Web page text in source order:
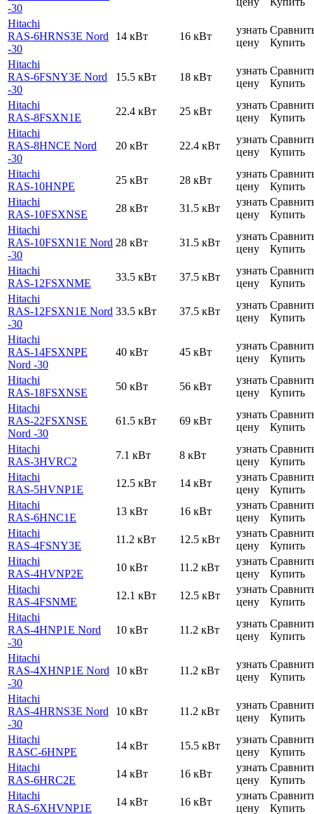
-30
Hitachi
RAS-6HRNS3E Nord
-30
14 кВт 16 кВт
узнать
цену
Купить
Hitachi
RAS-6FSNY3E Nord
-30
15.5 кВт 18 кВт
узнать
цену
Купить
Hitachi
RAS-8FSXN1E
22.4 кВт 25 кВт
узнать
цену
Купить
Hitachi
RAS-8HNCE Nord
-30
20 кВт 22.4 кВт
узнать
цену
Купить
Hitachi
RAS-10HNPE
25 кВт 28 кВт
узнать
цену
Купить
Hitachi
RAS-10FSXNSE
28 кВт 31.5 кВт
узнать
цену
Купить
Hitachi
RAS-10FSXN1E Nord
-30
28 кВт 31.5 кВт
узнать
цену
Купить
Hitachi
RAS-12FSXNME
33.5 кВт 37.5 кВт
узнать
цену
Купить
Hitachi
RAS-12FSXN1E Nord
-30
33.5 кВт 37.5 кВт
узнать
цену
Купить
Hitachi
RAS-14FSXNPE
Nord -30
40 кВт 45 кВт
узнать
цену
Купить
Hitachi
RAS-18FSXNSE
50 кВт 56 кВт
узнать
цену
Купить
Hitachi
RAS-22FSXNSE
Nord -30
61.5 кВт 69 кВт
узнать
цену
Купить
Hitachi
RAS-3HVRC2
7.1 кВт 8 кВт
узнать
цену
Купить
Hitachi
RAS-5HVNP1E
12.5 кВт 14 кВт
узнать
цену
Купить
Hitachi
RAS-6HNC1E
13 кВт 16 кВт
узнать
цену
Купить
Hitachi
RAS-4FSNY3E
11.2 кВт 12.5 кВт
узнать
цену
Купить
Hitachi
RAS-4HVNP2E
10 кВт 11.2 кВт
узнать
цену
Купить
Hitachi
RAS-4FSNME
12.1 кВт 12.5 кВт
узнать
цену
Купить
Hitachi
RAS-4HNP1E Nord
-30
10 кВт 11.2 кВт
узнать
цену
Купить
Hitachi
RAS-4XHNP1E Nord
-30
10 кВт 11.2 кВт
узнать
цену
Купить
Hitachi
RAS-4HRNS3E Nord
-30
10 кВт 11.2 кВт
узнать
цену
Купить
Hitachi
RASC-6HNPE
14 кВт 15.5 кВт
узнать
цену
Купить
Hitachi
RAS-6HRC2E
14 кВт 16 кВт
узнать
цену
Купить
Hitachi
RAS-6XHVNP1E
14 кВт 16 кВт
узнать
цену
Купить